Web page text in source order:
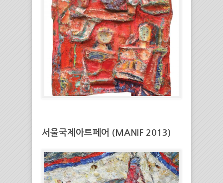
서울국제아트페어 (MANIF 2013)